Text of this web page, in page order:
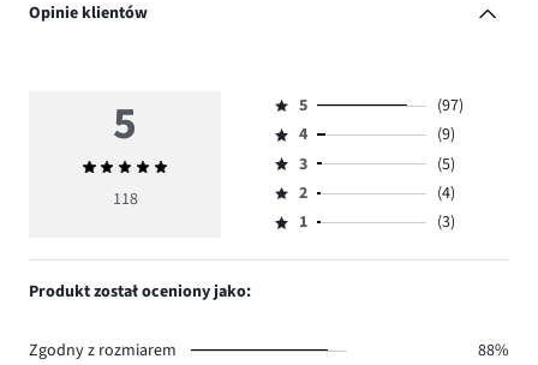
Opinie klientów
5
Średnia
ocena
118
Ocena
5,
ilość
głosów
97.
5
(97)
Ocena
4,
ilość
głosów
4
(9)
Ocena
3,
ilość
3
(5)
Ocena
2,
2
(4)
Ocena
1,
1 (3)
Produkt został oceniony jako:
Zgodny z rozmiarem
88%